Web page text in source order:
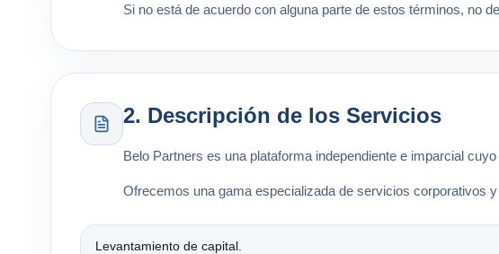
Si no está de acuerdo con alguna parte de estos términos, no
2. Descripción de los Servicios
Belo Partners es una plataforma independiente e imparcial
Ofrecemos una gama especializada de servicios corporativos
Levantamiento de capital.